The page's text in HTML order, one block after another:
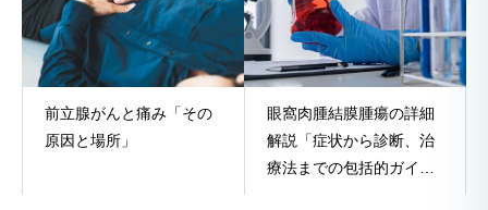
前立腺がんと痛み「その
原因と場所」
眼窩肉腫結膜腫瘍の詳細
解説「症状から診断、治
療法までの包括的ガイ